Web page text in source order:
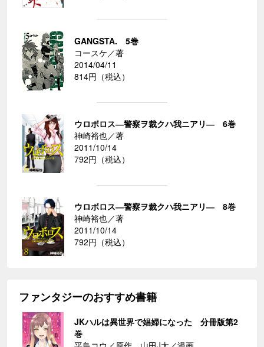
GANGSTA. 5巻
コースケ／著
2014/04/11
814円（税込）
ウロボロス―警察ヲ裁クハ我ニアリ― 6巻
神崎裕也／著
2011/10/14
792円（税込）
ウロボロス―警察ヲ裁クハ我ニアリ― 8巻
神崎裕也／著
2011/10/14
792円（税込）
ファンタジーのおすすめ書籍
JKハルは異世界で娼婦になった 分冊版第2
巻